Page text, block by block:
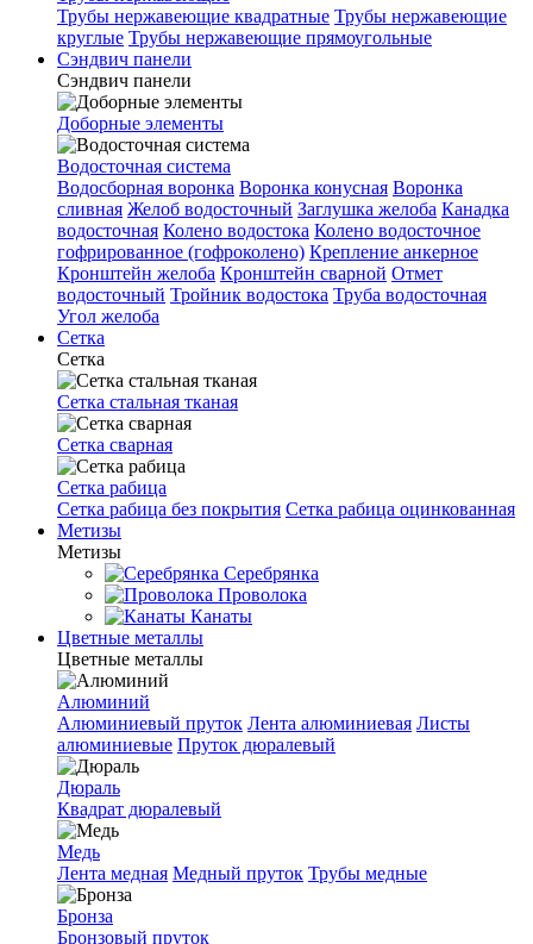
Трубы нержавеющие квадратные Трубы нержавеющие
круглые Трубы нержавеющие прямоугольные
Сэндвич панели
Сэндвич панели
Доборные элементы
Водосточная система
Водосборная воронка Воронка конусная Воронка
сливная Желоб водосточный Заглушка желоба Канадка
водосточная Колено водостока Колено водосточное
гофрированное (гофроколено) Крепление анкерное
Кронштейн желоба Кронштейн сварной Отмет
водосточный Тройник водостока Труба водосточная
Угол желоба
Сетка
Сетка
Сетка стальная тканая
Сетка сварная
Сетка рабица
Сетка рабица без покрытия Сетка рабица оцинкованная
Метизы
Метизы
Серебрянка
Проволока
Канаты
Цветные металлы
Цветные металлы
Алюминий
Алюминиевый пруток Лента алюминиевая Листы
алюминиевые Пруток дюралевый
Дюраль
Квадрат дюралевый
Медь
Лента медная Медный пруток Трубы медные
Бронза
Бронзовый пруток